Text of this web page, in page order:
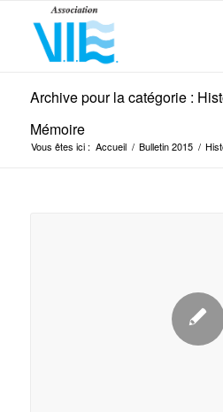
Archive pour la catégorie :
Mémoire
Vous êtes ici : Accueil / Bulletin 2015 /